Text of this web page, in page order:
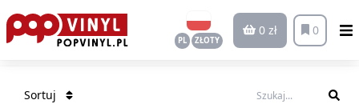
PL ZŁOTY
0 zł 0
Sortuj